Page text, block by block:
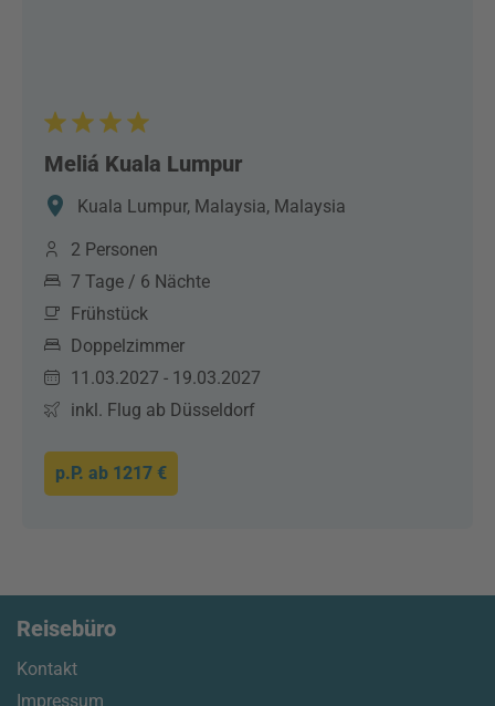
Meliá Kuala Lumpur
Kuala Lumpur, Malaysia, Malaysia
2 Personen
7 Tage / 6 Nächte
Frühstück
Doppelzimmer
11.03.2027 - 19.03.2027
inkl. Flug ab Düsseldorf
p.P. ab 1217 €
Reisebüro
Kontakt
Impressum